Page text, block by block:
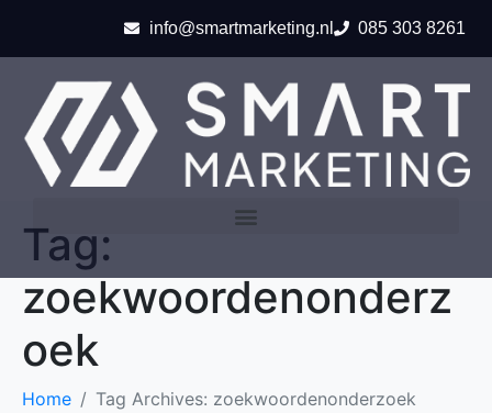
info@smartmarketing.nl 085 303 8261
Tag:
zoekwoordenonderz
oek
Home Tag Archives: zoekwoordenonderzoek